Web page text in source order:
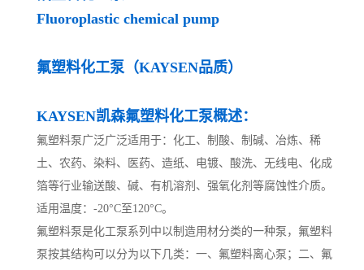
Fluoroplastic chemical pump
氟塑料化工泵（KAYSEN品质）
KAYSEN凯森氟塑料化工泵概述：
氟塑料泵广泛广泛适用于：化工、制酸、制碱、冶炼、稀
土、农药、染料、医药、造纸、电镀、酸洗、无线电、化成
箔等行业输送酸、碱、有机溶剂、强氧化剂等腐蚀性介质。
适用温度：-20°C至120°C。
氟塑料泵是化工泵系列中以制造用材分类的一种泵，氟塑料
泵按其结构可以分为以下几类：一、氟塑料离心泵；二、氟